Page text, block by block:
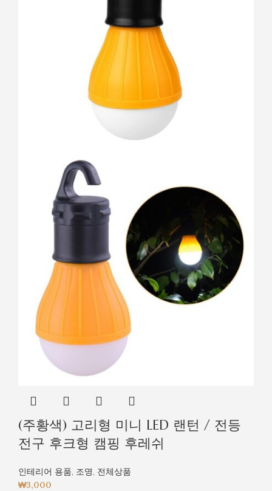
(주황색) 고리형 미니 LED 랜턴 / 전등
전구 후크형 캠핑 후레쉬
인테리어 용품, 조명, 전체상품
₩3,000